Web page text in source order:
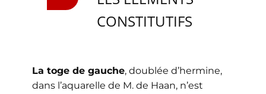
CONSTITUTIFS
La toge de gauche, doublée d’hermine,
dans l’aquarelle de M. de Haan, n’est